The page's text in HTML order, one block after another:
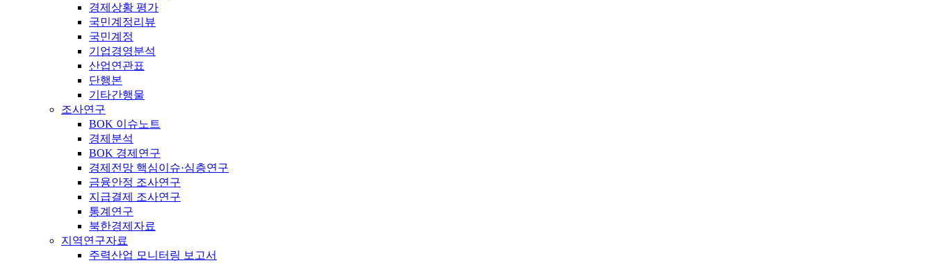
경제상황 평가
국민계정리뷰
국민계정
기업경영분석
산업연관표
단행본
기타간행물
조사연구
BOK 이슈노트
경제분석
BOK 경제연구
경제전망 핵심이슈·심층연구
금융안정 조사연구
지급결제 조사연구
통계연구
북한경제자료
지역연구자료
주력산업 모니터링 보고서